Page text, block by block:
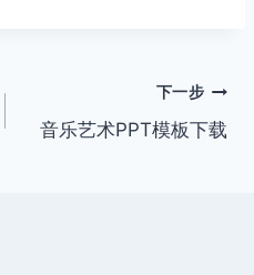
下一步
音乐艺术PPT模板下载